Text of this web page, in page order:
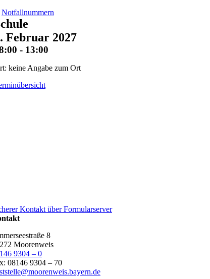
Notfallnummern
Februar 2027
- 13:00
keine Angabe zum Ort
Kontakt über Formularserver
8
Moorenweis
9304 – 0
08146 9304 – 70